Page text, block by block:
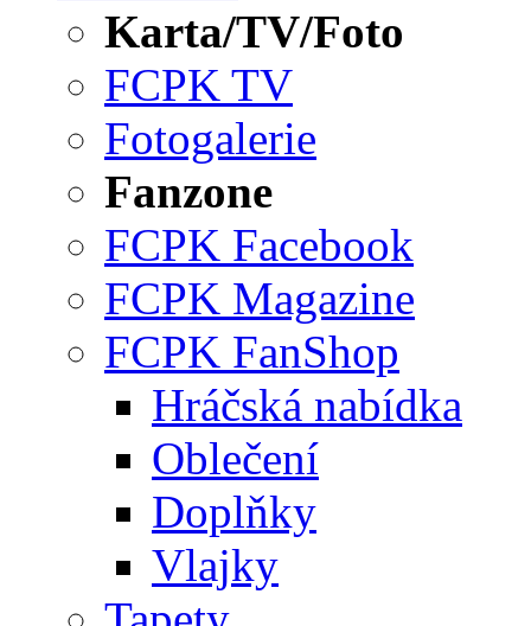
Karta/TV/Foto
FCPK TV
Fotogalerie
Fanzone
FCPK Facebook
FCPK Magazine
FCPK FanShop
Hráčská nabídka
Oblečení
Doplňky
Vlajky